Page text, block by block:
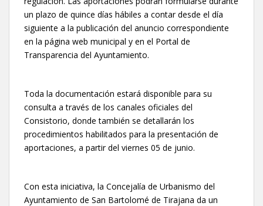
un plazo de quince días hábiles a contar desde el día
siguiente a la publicación del anuncio correspondiente
en la página web municipal y en el Portal de
Transparencia del Ayuntamiento.
Toda la documentación estará disponible para su
consulta a través de los canales oficiales del
Consistorio, donde también se detallarán los
procedimientos habilitados para la presentación de
aportaciones, a partir del viernes 05 de junio.
Con esta iniciativa, la Concejalía de Urbanismo del
Ayuntamiento de San Bartolomé de Tirajana da un